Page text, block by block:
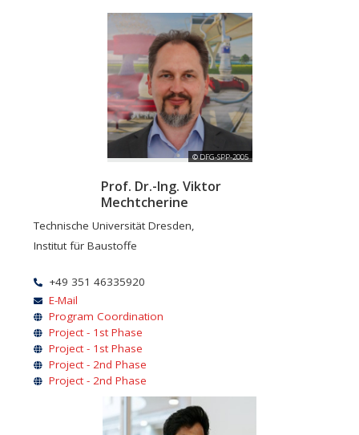
© DFG-SPP-2005
Prof. Dr.-Ing. Viktor
Mechtcherine
Technische Universität Dresden,
Institut für Baustoffe
+49 351 46335920
E-Mail
Program Coordination
Project - 1st Phase
Project - 1st Phase
Project - 2nd Phase
Project - 2nd Phase